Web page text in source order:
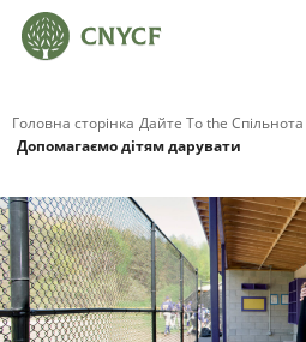
Головна сторінка Дайте To the Спільнота
Допомагаємо дітям дарувати